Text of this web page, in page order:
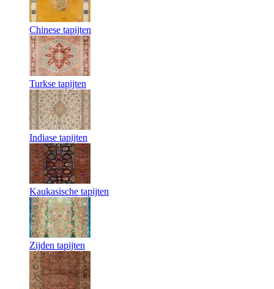
Chinese tapijten
Turkse tapijten
Indiase tapijten
Kaukasische tapijten
Zijden tapijten